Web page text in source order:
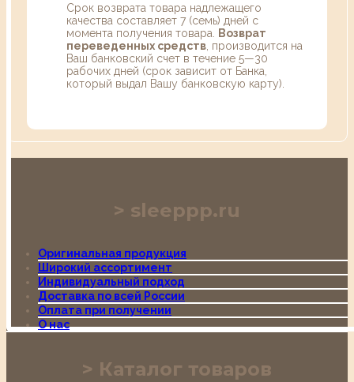
Срок возврата товара надлежащего
качества составляет 7 (семь) дней с
момента получения товара.
Возврат
переведенных средств , производится на
Ваш банковский счет в течение 5—30
рабочих дней (срок зависит от Банка,
который выдал Вашу банковскую карту).
sleeppp.ru
Оригинальная продукция
Широкий ассортимент
Индивидуальный подход
Доставка по всей России
Оплата при получении
О нас
Каталог товаров